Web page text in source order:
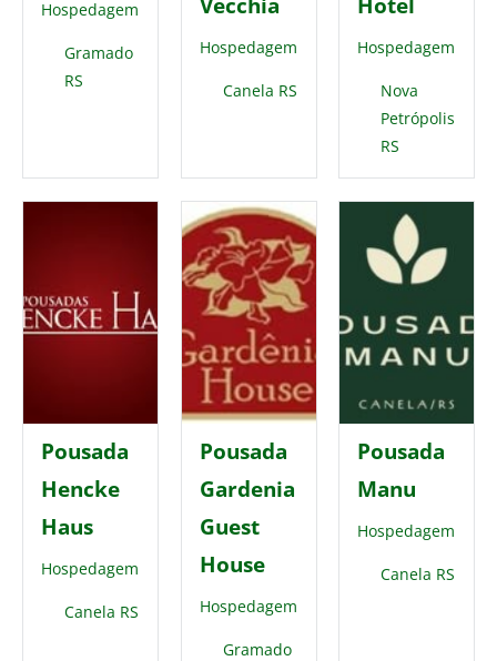
Hospedagem
Gramado
RS
Hospedagem
Canela RS
Hospedagem
Nova
Petrópolis
RS
Pousada
Hencke
Haus
Hospedagem
Canela RS
Pousada
Gardenia
Guest
House
Hospedagem
Gramado
Pousada
Manu
Hospedagem
Canela RS